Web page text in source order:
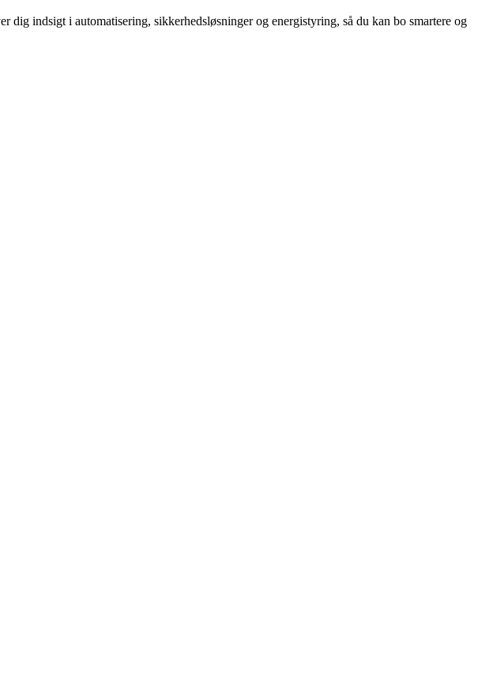
indsigt i automatisering, sikkerhedsløsninger og energistyring, så du kan bo smartere og